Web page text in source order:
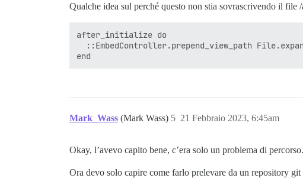
Qualche idea sul perché questo non stia sovrascrivendo il
after_initialize do
::EmbedController.prepend_view_path
Mark_Wass (Mark Wass) 21 Febbraio 2023, 6:45am
5
Okay, l’avevo capito bene, c’era solo un problema di percorso.
Ora devo solo capire come farlo prelevare da un repository git